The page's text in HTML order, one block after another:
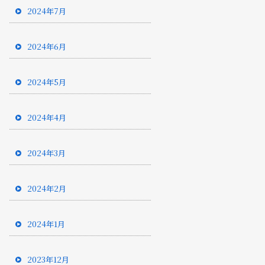
2024年7月
2024年6月
2024年5月
2024年4月
2024年3月
2024年2月
2024年1月
2023年12月